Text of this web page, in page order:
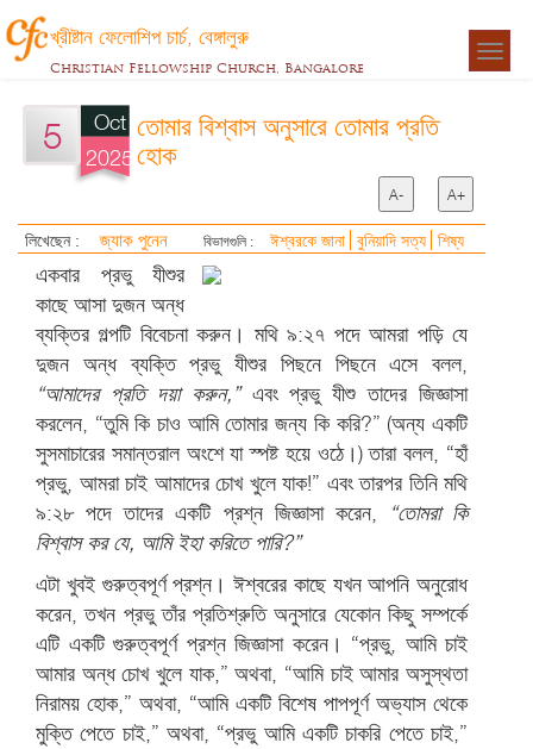
খ্রীষ্টান ফেলোশিপ চার্চ, বেঙ্গালুরু
Christian Fellowship Church, Bangalore
5
Oct
2025
তোমার বিশ্বাস অনুসারে তোমার প্রতি
হোক
A- A+
লিখেছেন : জ্যাক পুনেন বিভাগগুলি : ঈশ্বরকে জানা বুনিয়াদি সত্য শিষ্য
একবার প্রভু যীশুর
কাছে আসা দুজন অন্ধ
ব্যক্তির গল্পটি বিবেচনা করুন। মথি ৯:২৭ পদে আমরা পড়ি যে
দুজন অন্ধ ব্যক্তি প্রভু যীশুর পিছনে পিছনে এসে বলল,
“আমাদের প্রতি দয়া করুন,”এবং প্রভু যীশু তাদের জিজ্ঞাসা
করলেন, “তুমি কি চাও আমি তোমার জন্য কি করি?” (অন্য একটি
সুসমাচারের সমান্তরাল অংশে যা স্পষ্ট হয়ে ওঠে।) তারা বলল, “হাঁ
প্রভু, আমরা চাই আমাদের চোখ খুলে যাক!” এবং তারপর তিনি মথি
৯:২৮ পদে তাদের একটি প্রশ্ন জিজ্ঞাসা করেন,
“তোমরা কি
বিশ্বাস কর যে, আমি ইহা করিতে পারি?”
এটা খুবই গুরুত্বপূর্ণ প্রশ্ন। ঈশ্বরের কাছে যখন আপনি অনুরোধ
করেন, তখন প্রভু তাঁর প্রতিশ্রুতি অনুসারে যেকোন কিছু সম্পর্কে
এটি একটি গুরুত্বপূর্ণ প্রশ্ন জিজ্ঞাসা করেন। “প্রভু, আমি চাই
আমার অন্ধ চোখ খুলে যাক,” অথবা, “আমি চাই আমার অসুস্থতা
নিরাময় হোক,” অথবা, “আমি একটি বিশেষ পাপপূর্ণ অভ্যাস থেকে
মুক্তি পেতে চাই,” অথবা, “প্রভু আমি একটি চাকরি পেতে চাই,”